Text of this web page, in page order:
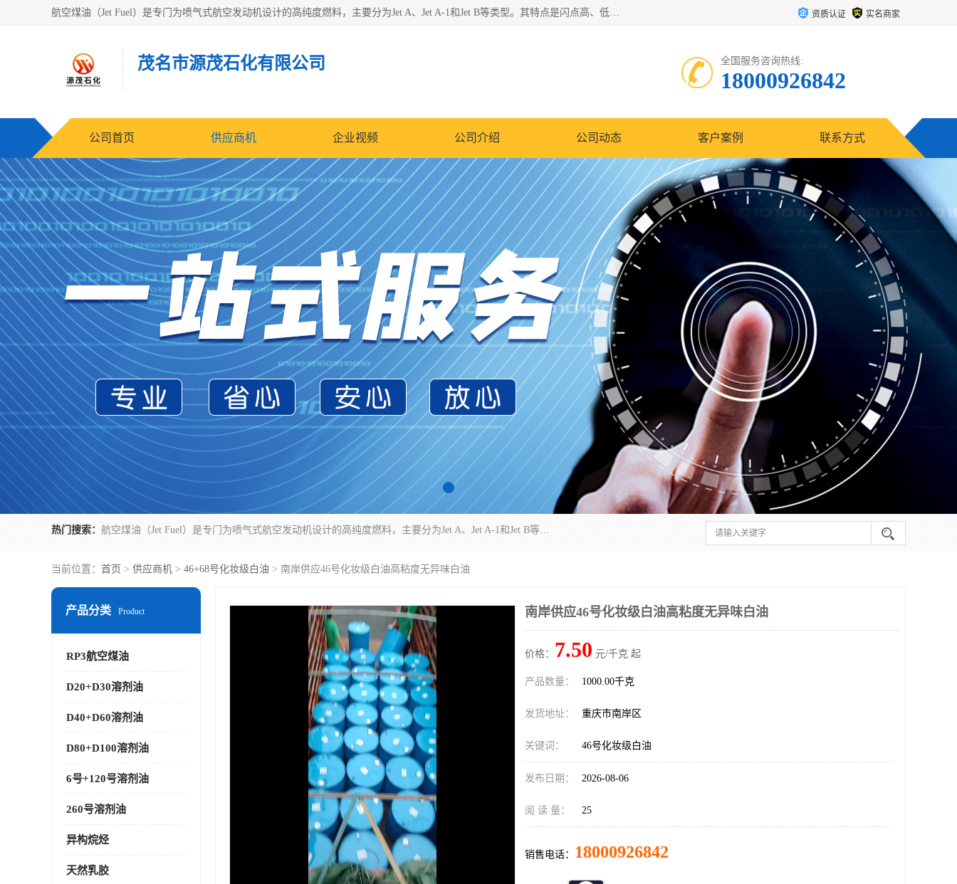
航空煤油（Jet Fuel）是专门为喷气式航空发动机设计的高纯度燃料，主要分为Jet A、Jet A-1和Jet B等类型。其特点是闪点高、低温流动性好，并添加了抗静电剂和抗氧化剂以确保飞行安全。航空煤油需 资质认证 实名商家
茂名市源茂石化有限公司 全国服务咨询热线:
18000926842
公司首页 供应商机 企业视频 公司介绍 公司动态 客户案例 联系方式
热门搜索： 航空煤油（Jet Fuel）是专门为喷气式航空发动机设计的高纯度燃料，主要分为Jet A、Jet A-1和Jet B等类型。其特点是闪点高、低温流动性好，并添加了抗静电剂和抗氧化剂以确保飞行安全。航空煤油需
当前位置： 首页 > 供应商机 > 46+68号化妆级白油 > 南岸供应46号化妆级白油高粘度无异味白油
产品分类 Product
RP3航空煤油
D20+D30溶剂油
D40+D60溶剂油
D80+D100溶剂油
6号+120号溶剂油
260号溶剂油
异构烷烃
天然乳胶
南岸供应46号化妆级白油高粘度无异味白油
价格： 7.50 元/千克 起
产品数量： 1000.00千克
发货地址： 重庆市南岸区
关键词： 46号化妆级白油
发布日期： 2026-08-06
阅 读 量： 25
销售电话： 18000926842